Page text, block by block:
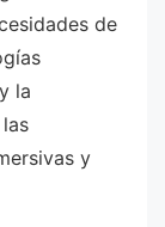
de
la
y